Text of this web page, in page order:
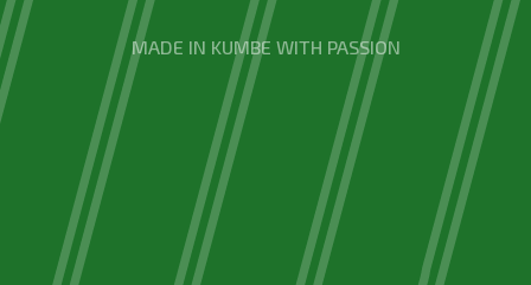
MADE IN KUMBE WITH PASSION